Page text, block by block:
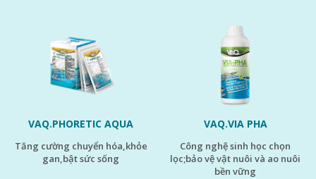
VAQ.PHORETIC AQUA
tăng cường chuyển hóa,khỏe
gan,bật sức sống
VAQ.VIA PHA
công nghệ sinh học chọn
lọc;bảo vệ vật nuôi và ao nuôi
bền vững